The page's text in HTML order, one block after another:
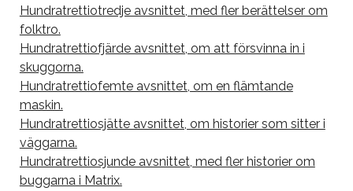
Hundratrettiotredje avsnittet, med fler berättelser om
folktro.
Hundratrettiofjärde avsnittet, om att försvinna in i
skuggorna.
Hundratrettiofemte avsnittet, om en flämtande
maskin.
Hundratrettiosjätte avsnittet, om historier som sitter i
väggarna.
Hundratrettiosjunde avsnittet, med fler historier om
buggarna i Matrix.